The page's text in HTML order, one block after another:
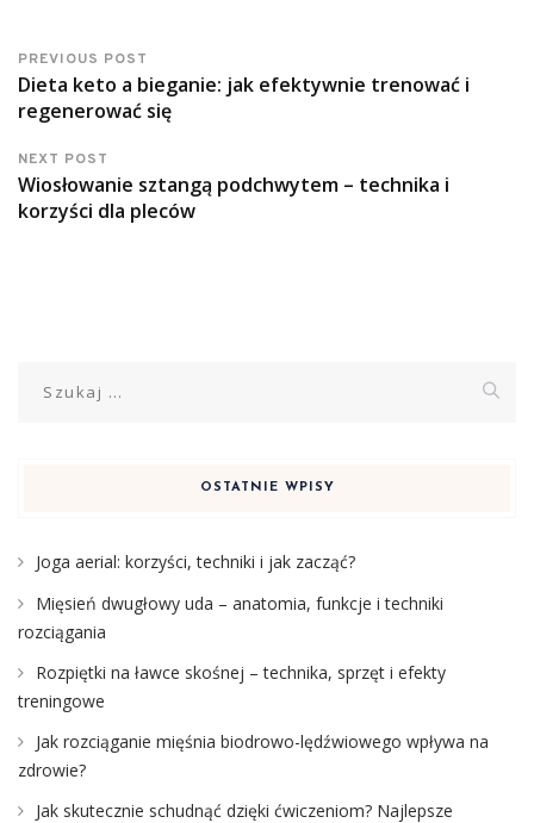
PREVIOUS POST
Dieta keto a bieganie: jak efektywnie trenować i
regenerować się
NEXT POST
Wiosłowanie sztangą podchwytem – technika i
korzyści dla pleców
OSTATNIE WPISY
Joga aerial: korzyści, techniki i jak zacząć?
Mięsień dwugłowy uda – anatomia, funkcje i techniki
rozciągania
Rozpiętki na ławce skośnej – technika, sprzęt i efekty
treningowe
Jak rozciąganie mięśnia biodrowo-lędźwiowego wpływa na
zdrowie?
Jak skutecznie schudnąć dzięki ćwiczeniom? Najlepsze